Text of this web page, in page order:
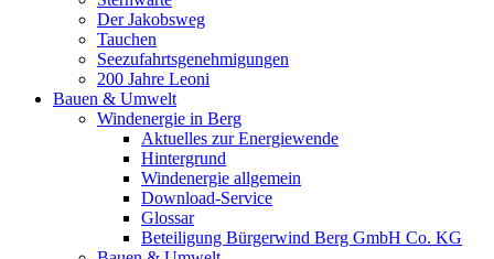
Der Jakobsweg
Tauchen
Seezufahrtsgenehmigungen
200 Jahre Leoni
Bauen & Umwelt
Windenergie in Berg
Aktuelles zur Energiewende
Hintergrund
Windenergie allgemein
Download-Service
Glossar
Beteiligung Bürgerwind Berg GmbH Co. KG